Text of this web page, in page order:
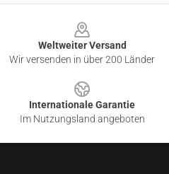
Weltweiter Versand
Wir versenden in über 200 Länder
Internationale Garantie
Im Nutzungsland angeboten